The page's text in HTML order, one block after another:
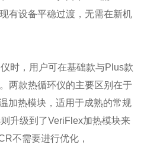
有设备平稳过渡，无需在新机
时，用户可在基础款与Plus款
两款热循环仪的主要区别在于
加热模块，适用于成熟的常规
升级到了VeriFlex加热模块来
不需要进行优化，